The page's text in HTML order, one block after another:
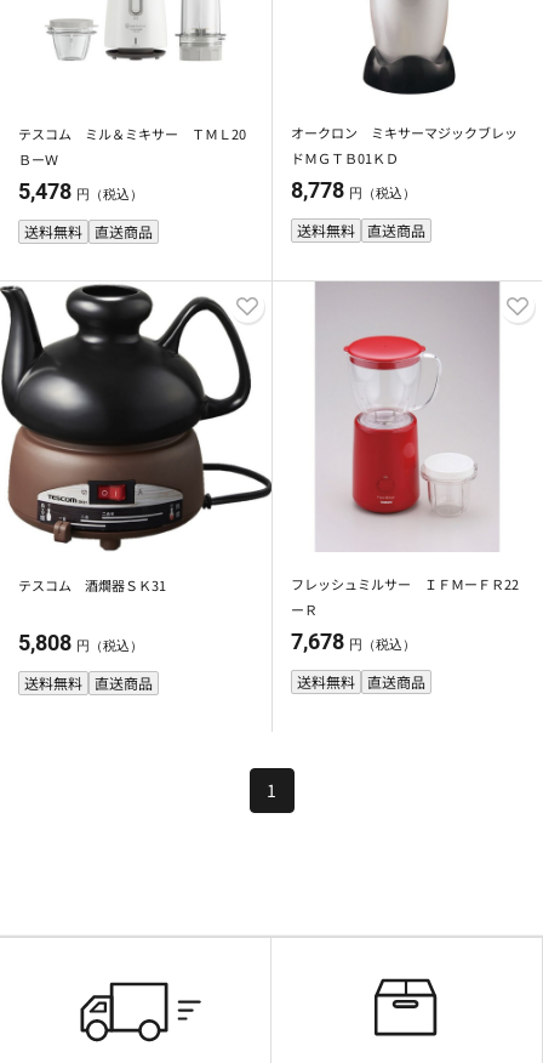
テスコム ミル＆ミキサー ＴＭＬ20
ＢーＷ
5,478 円（税込）
送料無料 直送商品
オークロン ミキサーマジックブレッ
ドＭＧＴＢ01ＫＤ
8,778 円（税込）
送料無料 直送商品
テスコム 酒燗器ＳＫ31
5,808 円（税込）
送料無料 直送商品
フレッシュミルサー ＩＦＭーＦＲ22
ーＲ
7,678 円（税込）
送料無料 直送商品
1